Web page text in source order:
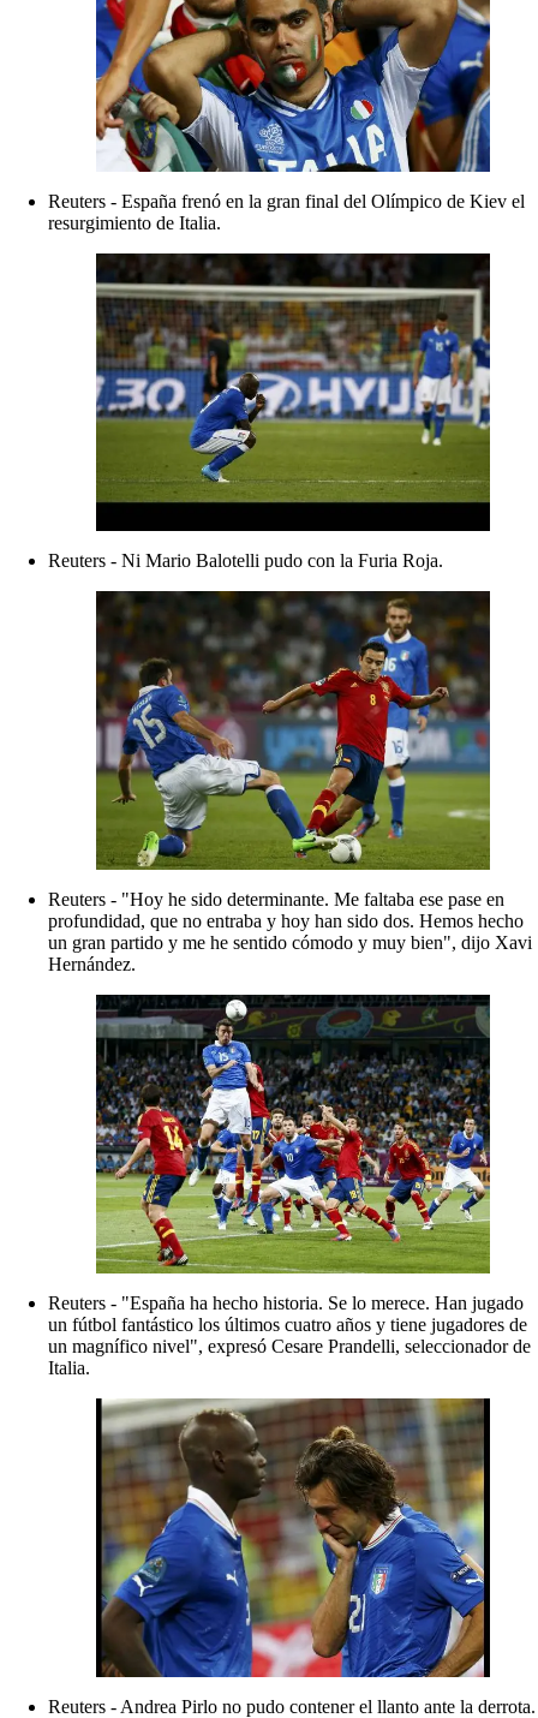
Reuters - España frenó en la gran final del Olímpico de Kiev el
resurgimiento de Italia.
Reuters - Ni Mario Balotelli pudo con la Furia Roja.
Reuters - "Hoy he sido determinante. Me faltaba ese pase en
profundidad, que no entraba y hoy han sido dos. Hemos hecho
un gran partido y me he sentido cómodo y muy bien", dijo Xavi
Hernández.
Reuters - "España ha hecho historia. Se lo merece. Han jugado
un fútbol fantástico los últimos cuatro años y tiene jugadores de
un magnífico nivel", expresó Cesare Prandelli, seleccionador de
Italia.
Reuters - Andrea Pirlo no pudo contener el llanto ante la derrota.